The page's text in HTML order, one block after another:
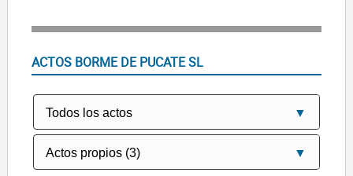
ACTOS BORME DE PUCATE SL